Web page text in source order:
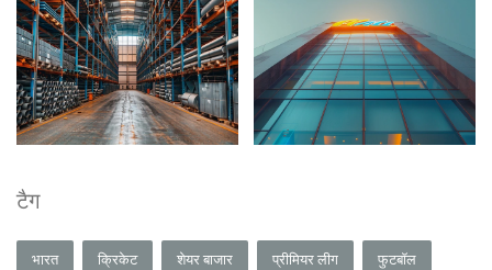
टैग
भारत क्रिकेट शेयर बाजार प्रीमियर लीग फुटबॉल